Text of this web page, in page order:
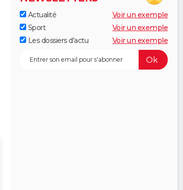
Actualité
Voir un exemple
Sport
Voir un exemple
Les dossiers d'actu
Voir un exemple